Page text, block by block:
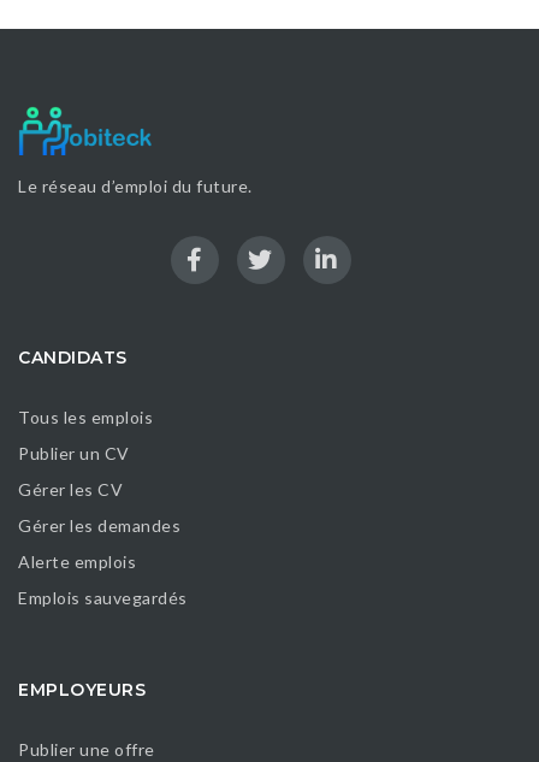
Le réseau d’emploi du future.
CANDIDATS
Tous les emplois
Publier un CV
Gérer les CV
Gérer les demandes
Alerte emplois
Emplois sauvegardés
EMPLOYEURS
Publier une offre